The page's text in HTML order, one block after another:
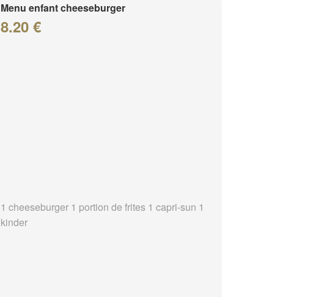
Menu enfant cheeseburger
8.20 €
1 cheeseburger 1 portion de frites 1 capri-sun 1
kinder